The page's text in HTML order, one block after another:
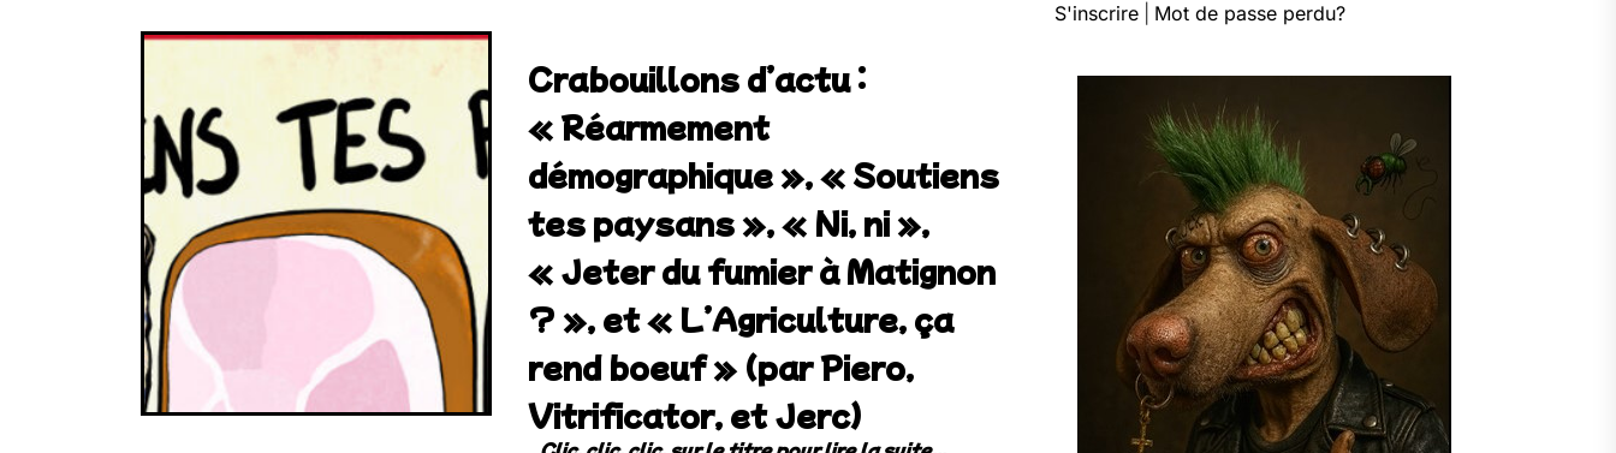
Crabouillons d’actu :
« Réarmement
démographique », « Soutiens
tes paysans », « Ni, ni »,
« Jeter du fumier à Matignon
? », et « L’Agriculture, ça
rend boeuf » (par Piero,
Vitrificator, et Jerc)
S'inscrire Mot de passe perdu?